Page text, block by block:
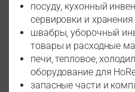
посуду, кухонный
сервировки и хранения
швабры, уборочный
товары и расходные
печи, тепловое,
оборудование для
запасные части и